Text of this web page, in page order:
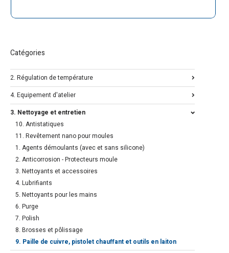
Catégories
2. Régulation de température
4. Equipement d'atelier
3. Nettoyage et entretien
10. Antistatiques
11. Revêtement nano pour moules
1. Agents démoulants (avec et sans silicone)
2. Anticorrosion - Protecteurs moule
3. Nettoyants et accessoires
4. Lubrifiants
5. Nettoyants pour les mains
6. Purge
7. Polish
8. Brosses et pôlissage
9. Paille de cuivre, pistolet chauffant et outils en laiton